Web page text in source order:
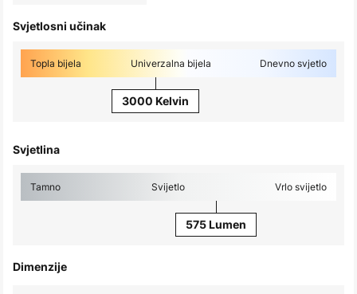
Svjetlosni učinak
Topla bijela Univerzalna bijela Dnevno svjetlo
3000 Kelvin
Svjetlina
Tamno Svijetlo Vrlo svijetlo
575 Lumen
Dimenzije